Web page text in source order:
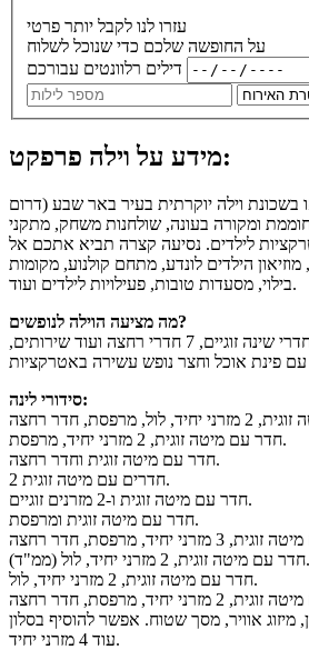
עזרו לנו לקבל יותר פרטי
על החופשה שלכם כדי שנוכל לשלוח
מידע על וילה פרפקט:
וילה יוקרתית בעיר באר שבע (דרום
ומקורה בעונה, שולחנות משחק, מתקני
אטרקציות לילדים. נסיעה קצרה תביא אתכם אל
מוזיאון הילדים לונדע, מתחם קולנוע, מקומות
בילוי, מסעדות טובות, פעילויות לילדים ועוד.
מה מציעה הוילה לנופשים?
הווילה מושכרת עם 11 חדרי שינה זוגיים, 7 חדרי רחצה ועוד שירותים,
סידורי לינה:
חדר עם מיטה זוגית, 2 מזרני יחיד, מרפסת.
חדר עם מיטה זוגית וחדר רחצה.
2 חדרים עם מיטה זוגית.
חדר עם מיטה זוגית ו-2 מזרנים זוגיים.
חדר עם מיטה זוגית ומרפסת.
חדר עם מיטה זוגית, 2 מזרני יחיד, לול (ממ"ד).
חדר עם מיטה זוגית, 2 מזרני יחיד, לול.
מיזוג אוויר, מסך שטוח. אפשר להוסיף בסלון
עוד 4 מזרני יחיד.